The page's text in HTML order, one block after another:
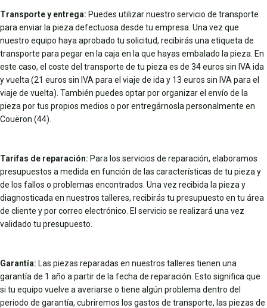
Transporte y entrega: Puedes utilizar nuestro servicio de transporte
para enviar la pieza defectuosa desde tu empresa. Una vez que
nuestro equipo haya aprobado tu solicitud, recibirás una etiqueta de
transporte para pegar en la caja en la que hayas embalado la pieza. En
este caso, el coste del transporte de tu pieza es de 34 euros sin IVA ida
y vuelta (21 euros sin IVA para el viaje de ida y 13 euros sin IVA para el
viaje de vuelta). También puedes optar por organizar el envío de la
pieza por tus propios medios o por entregárnosla personalmente en
Couëron (44).
Tarifas de reparación: Para los servicios de reparación, elaboramos
presupuestos a medida en función de las características de tu pieza y
de los fallos o problemas encontrados. Una vez recibida la pieza y
diagnosticada en nuestros talleres, recibirás tu presupuesto en tu área
de cliente y por correo electrónico. El servicio se realizará una vez
validado tu presupuesto.
Garantía: Las piezas reparadas en nuestros talleres tienen una
garantía de 1 año a partir de la fecha de reparación. Esto significa que
si tu equipo vuelve a averiarse o tiene algún problema dentro del
periodo de garantía, cubriremos los gastos de transporte, las piezas de